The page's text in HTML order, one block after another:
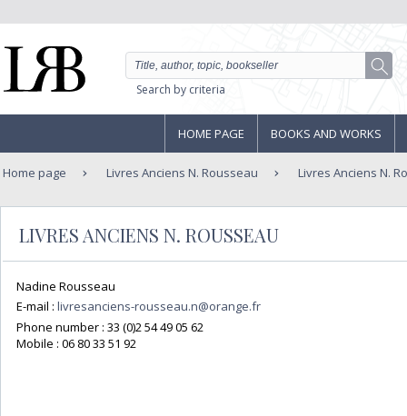
Search by criteria
HOME PAGE BOOKS AND WORKS
Home page Livres Anciens N. Rousseau Livres Anciens N.
LIVRES ANCIENS N. ROUSSEAU
Nadine Rousseau
E-mail : livresanciens-rousseau.n@orange.fr
Phone number : 33 (0)2 54 49 05 62
Mobile : 06 80 33 51 92